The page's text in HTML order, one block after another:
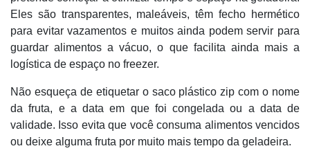
Eles são transparentes, maleáveis, têm fecho hermético
para evitar vazamentos e muitos ainda podem servir para
guardar alimentos a vácuo, o que facilita ainda mais a
logística de espaço no freezer.
Não esqueça de etiquetar o saco plástico zip com o nome
da fruta, e a data em que foi congelada ou a data de
validade. Isso evita que você consuma alimentos vencidos
ou deixe alguma fruta por muito mais tempo da geladeira.